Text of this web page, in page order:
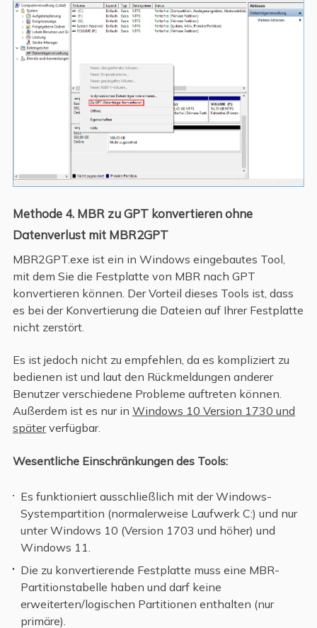
Methode 4. MBR zu GPT konvertieren ohne
Datenverlust mit MBR2GPT
MBR2GPT.exe ist ein in Windows eingebautes Tool,
mit dem Sie die Festplatte von MBR nach GPT
konvertieren können. Der Vorteil dieses Tools ist, dass
es bei der Konvertierung die Dateien auf Ihrer Festplatte
nicht zerstört.
Es ist jedoch nicht zu empfehlen, da es kompliziert zu
bedienen ist und laut den Rückmeldungen anderer
Benutzer verschiedene Probleme auftreten können.
Außerdem ist es nur in Windows 10 Version 1730 und
späterverfügbar.
Wesentliche Einschränkungen des Tools:
Es funktioniert ausschließlich mit der Windows-
Systempartition (normalerweise Laufwerk C:) und nur
unter Windows 10 (Version 1703 und höher) und
Windows 11.
Die zu konvertierende Festplatte muss eine MBR-
Partitionstabelle haben und darf keine
erweiterten/logischen Partitionen enthalten (nur
primäre).